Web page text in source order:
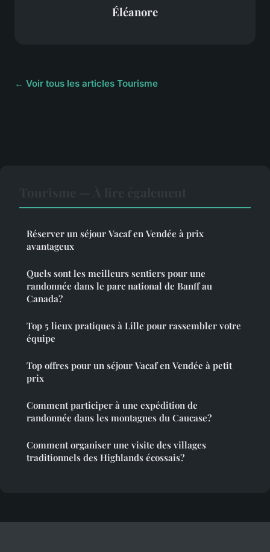
Éléanore
← Voir tous les articles Tourisme
Réserver un séjour Vacaf en Vendée à prix
avantageux
Quels sont les meilleurs sentiers pour une
randonnée dans le parc national de Banff au
Canada?
Top 5 lieux pratiques à Lille pour rassembler votre
équipe
Top offres pour un séjour Vacaf en Vendée à petit
prix
Comment participer à une expédition de
randonnée dans les montagnes du Caucase?
Comment organiser une visite des villages
traditionnels des Highlands écossais?